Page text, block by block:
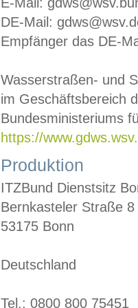
DE-Mail:
Empfänger das DE-
Wasserstraßen- und
im Geschäftsbereich
Bundesministeriums
https://
Produktion
ITZBund Dienstsitz
Bernkasteler Straße 8
53175 Bonn
Deutschland
Tel.: 0800 800 75451